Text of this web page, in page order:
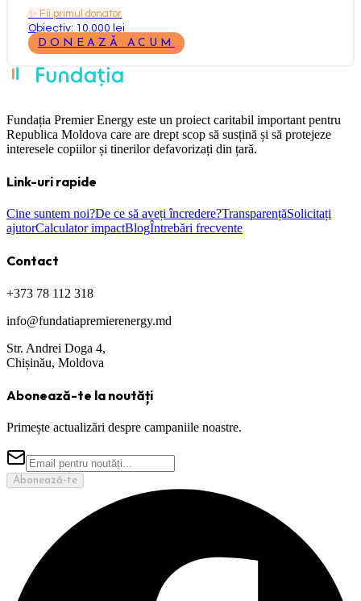
✨ Fii primul donator
Obiectiv: 10.000 lei
DONEAZĂ ACUM
Fundația Premier Energy este un proiect caritabil important pentru
Republica Moldova care are drept scop să susțină și să protejeze
interesele copiilor și tinerilor defavorizați din țară.
Link-uri rapide
Cine suntem noi?De ce să aveți încredere?TransparențăSolicitați
ajutorCalculator impactBlogÎntrebări frecvente
Contact
+373 78 112 318
info@fundatiapremierenergy.md
Str. Andrei Doga 4,
Chișinău, Moldova
Abonează-te la noutăți
Primește actualizări despre campaniile noastre.
Abonează-te